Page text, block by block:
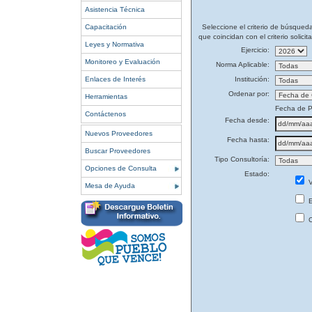
Asistencia Técnica
Capacitación
Leyes y Normativa
Monitoreo y Evaluación
Enlaces de Interés
Herramientas
Contáctenos
Nuevos Proveedores
Buscar Proveedores
Opciones de Consulta
Mesa de Ayuda
Seleccione el criterio de
que coincidan con el criterio
Ejercicio:
Norma Aplicable:
Institución:
Ordenar por:
Fecha de
Fecha desde:
Fecha hasta:
Tipo Consultoría:
Estado: